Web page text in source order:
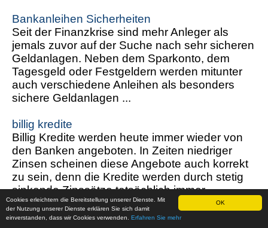
OK
Cookies erleichtern die Bereitstellung unserer Dienste. Mit
der Nutzung unserer Dienste erklären Sie sich damit
einverstanden, dass wir Cookies verwenden. Erfahren Sie mehr
Bankanleihen Sicherheiten
Seit der Finanzkrise sind mehr Anleger als
jemals zuvor auf der Suche nach sehr sicheren
Geldanlagen. Neben dem Sparkonto, dem
Tagesgeld oder Festgeldern werden mitunter
auch verschiedene Anleihen als besonders
sichere Geldanlagen ...
billig kredite
Billig Kredite werden heute immer wieder von
den Banken angeboten. In Zeiten niedriger
Zinsen scheinen diese Angebote auch korrekt
zu sein, denn die Kredite werden durch stetig
sinkende Zinssätze tatsächlich immer
günstiger. ...